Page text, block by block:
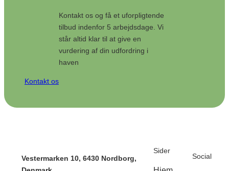
Kontakt os og få et uforpligtende
tilbud indenfor 5 arbejdsdage. Vi
står altid klar til at give en
vurdering af din udfordring i
haven
Kontakt os
Vestermarken 10, 6430 Nordborg,
Sider
Social